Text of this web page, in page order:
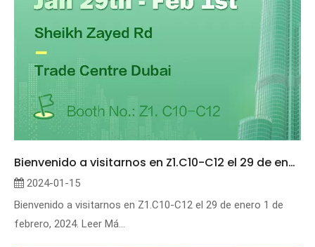
Bienvenido a visitarnos en Z1.C10-C12 el 29 de enero 1 de febrero, 2024.
2024-01-15
Bienvenido a visitarnos en Z1.C10-C12 el 29 de enero 1 de
febrero, 2024. Leer Má...